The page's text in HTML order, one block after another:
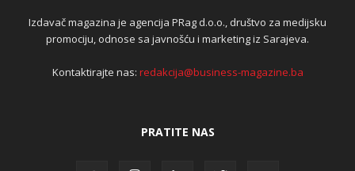
Izdavač magazina je agencija PRag d.o.o., društvo za medijsku
promociju, odnose sa javnošću i marketing iz Sarajeva.
Kontaktirajte nas: redakcija@business-magazine.ba
PRATITE NAS